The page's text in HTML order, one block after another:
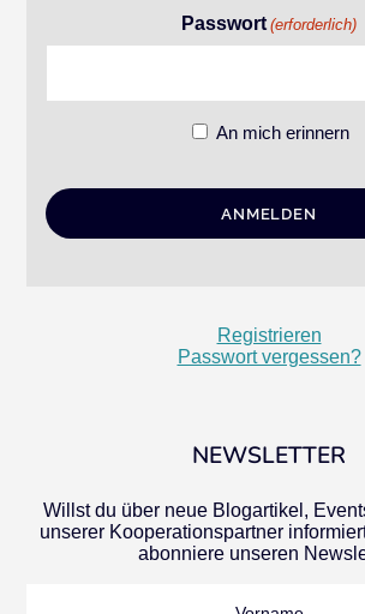
Passwort (erforderlich)
An mich erinnern
Registrieren
Passwort vergessen?
NEWSLETTER
Willst du über neue Blogartikel,
unserer Kooperationspartner
abonniere unseren